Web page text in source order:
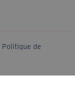
Politique de